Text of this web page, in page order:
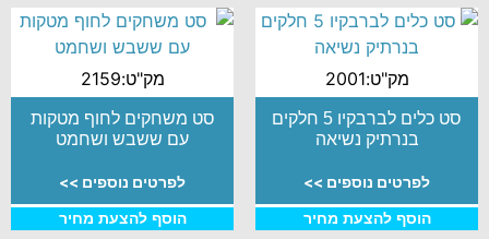
מק"ט:2001
סט כלים לברבקיו 5 חלקים
בנרתיק נשיאה
לפרטים נוספים >>
הוסף להצעת מחיר
מק"ט:2159
סט משחקים לחוף מטקות
עם ששבש ושחמט
לפרטים נוספים >>
הוסף להצעת מחיר